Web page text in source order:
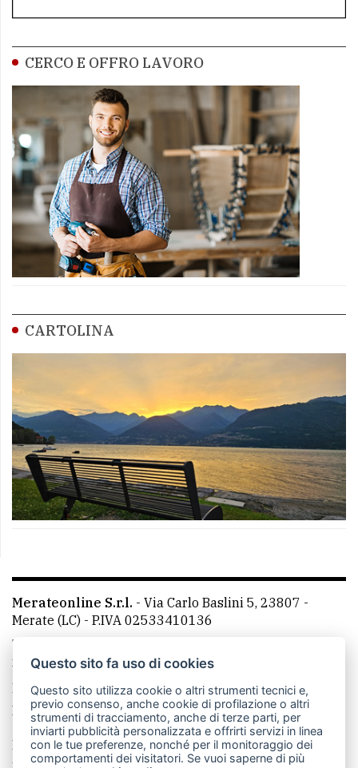
CERCO E OFFRO LAVORO
CARTOLINA
Merateonline S.r.l. - Via Carlo Baslini 5, 23807 -
Merate (LC) - P.IVA 02533410136
Telefono:
mail: redazione@leccoonline.com
La redazione
MerateOnline CasateOnline
RSS
Made by VIP
Privacy policy
Cookie policy
Questo sito fa uso di cookies
Questo sito utilizza cookie o altri strumenti tecnici e,
previo consenso, anche cookie di profilazione o altri
strumenti di tracciamento, anche di terze parti, per
inviarti pubblicità personalizzata e offrirti servizi in linea
con le tue preferenze, nonché per il monitoraggio dei
comportamenti dei visitatori. Se vuoi saperne di più